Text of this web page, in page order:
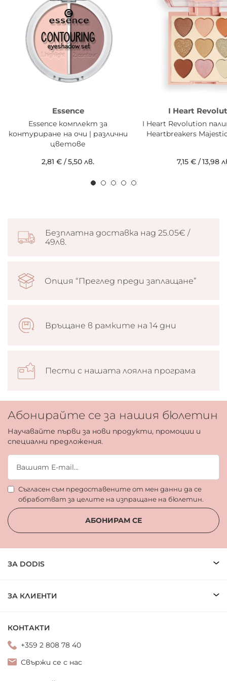
Essence
Essence комплект за
контуриране на очи | различни
цветове
2,81 € /5,50 лв.
I Heart
I Heart Revolution
Heartbreakers
7,15 € /13,98
Безплатна доставка над 25.05€ /
49лв.
Опция “Преглед преди заплащане”
Връщане в рамките на 14 дни
Пести с нашата лоялна програма
Абонирайте се за нашия бюлетин
Научавайте първи за нови продукти, промоции и
специални предложения.
Съгласен съм предоставените от мен данни да се
обработват за целите на изпращане на бюлетин.
АБОНИРАМ СЕ
ЗА DODIS
ЗА КЛИЕНТИ
КОНТАКТИ
+359 2 808 78 40
Свържи се с нас